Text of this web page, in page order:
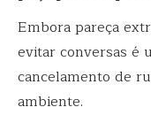
Embora pareça
evitar conversas é
cancelamento de
ambiente.